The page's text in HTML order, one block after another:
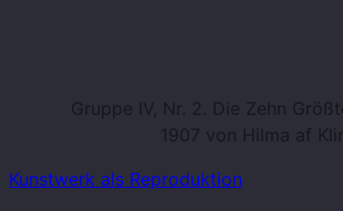
Gruppe IV, Nr. 2. Die Zehn
1907 von Hilma af
Kunstwerk als Reproduktion